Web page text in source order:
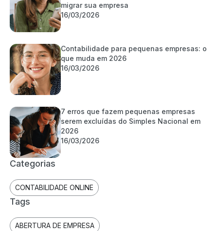
migrar sua empresa
16/03/2026
Contabilidade para pequenas empresas: o
que muda em 2026
16/03/2026
7 erros que fazem pequenas empresas
serem excluídas do Simples Nacional em
2026
16/03/2026
Categorias
CONTABILIDADE ONLINE
Tags
ABERTURA DE EMPRESA